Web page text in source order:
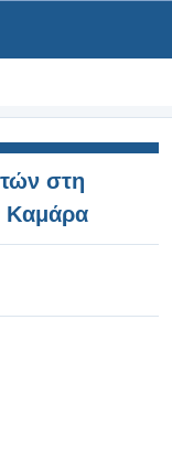
στη
Καμάρα